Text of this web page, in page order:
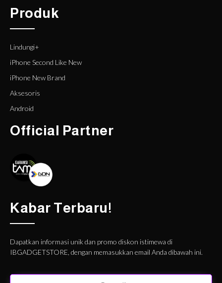
Produk
Lindungi+
iPhone Second Like New
iPhone New Brand
Aksesoris
Android
Official Partner
Kabar Terbaru!
Dapatkan informasi unik dan promo diskon istimewa di
IBGADGETSTORE, dengan memasukkan email Anda dibawah ini.